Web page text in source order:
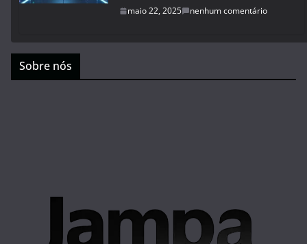
maio 22, 2025 nenhum comentário
Sobre nós